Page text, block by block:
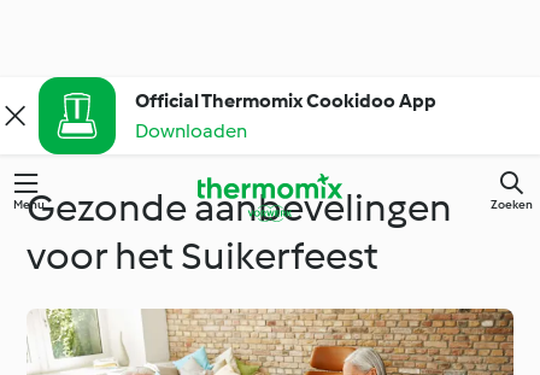
Official Thermomix Cookidoo App
Downloaden
Menu Zoeken
Gezonde aanbevelingen
voor het Suikerfeest